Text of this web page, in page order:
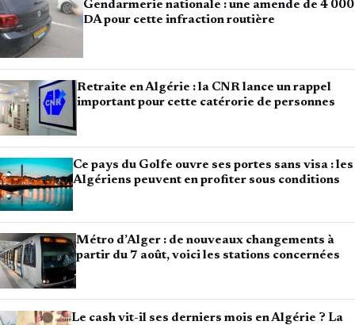
Gendarmerie nationale : une amende de 4 000
DA pour cette infraction routière
Retraite en Algérie : la CNR lance un rappel
important pour cette catérorie de personnes
Ce pays du Golfe ouvre ses portes sans visa : les
Algériens peuvent en profiter sous conditions
Métro d’Alger : de nouveaux changements à
partir du 7 août, voici les stations concernées
Le cash vit-il ses derniers mois en Algérie ? La